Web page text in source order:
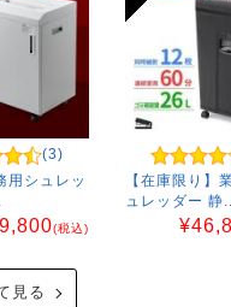
(3)
用シュレッ
(税込)
【在庫限り】
ュレッダー 静
¥
見る